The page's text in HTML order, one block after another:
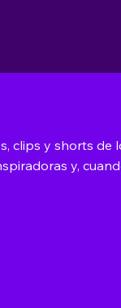
clips y shorts de
y,